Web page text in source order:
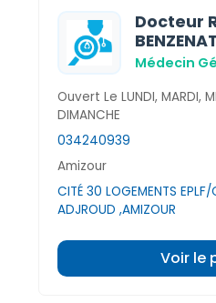
Docteur
Médecin
Ouvert Le LUNDI, MARDI,
DIMANCHE
034240939
Amizour
CITÉ 30 LOGEMENTS EPLF/
ADJROUD ,AMIZOUR
Voir le